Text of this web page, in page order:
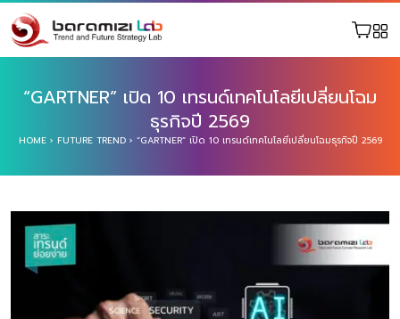
“GARTNER” เปิด 10 เทรนด์เทคโนโลยีเปลี่ยนโฉม
ธุรกิจปี 2569
HOME› FUTURE TREND› “GARTNER” เปิด 10 เทรนด์เทคโนโลยีเปลี่ยนโฉมธุรกิจปี 2569